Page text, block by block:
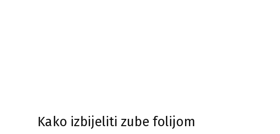
Kako izbijeliti zube folijom